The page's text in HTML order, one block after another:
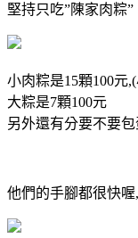
堅持只吃”陳家肉粽”
小肉粽是15顆100元
大粽是7顆100元
另外還有分要不要
他們的手腳都很快